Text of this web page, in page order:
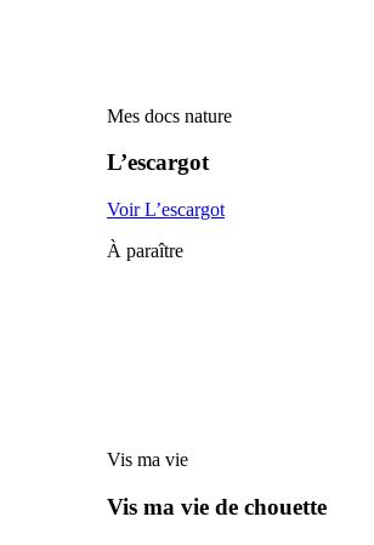
Mes docs nature
L’escargot
Voir L’escargot
À paraître
Vis ma vie
Vis ma vie de chouette